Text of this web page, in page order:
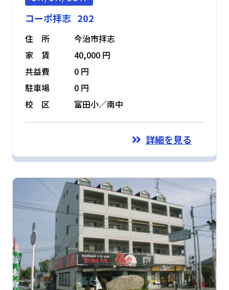
コーポ拝志 202
住 所
今治市拝志
家 賃
40,000 円
共益費
0 円
駐車場
0 円
校 区
富田小／南中
詳細を見る